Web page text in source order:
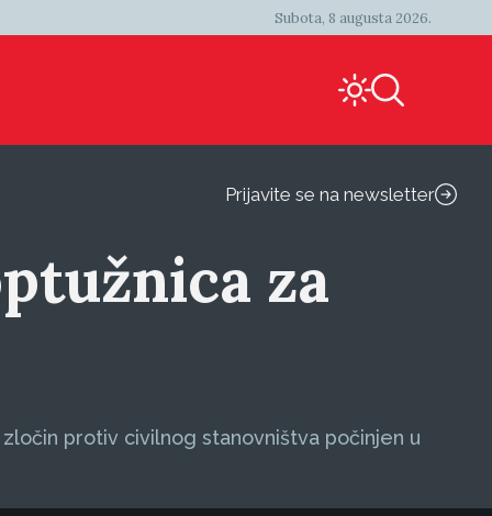
Subota, 8 augusta 2026.
Prijavite se na newsletter
za
protiv civilnog stanovništva počinjen u